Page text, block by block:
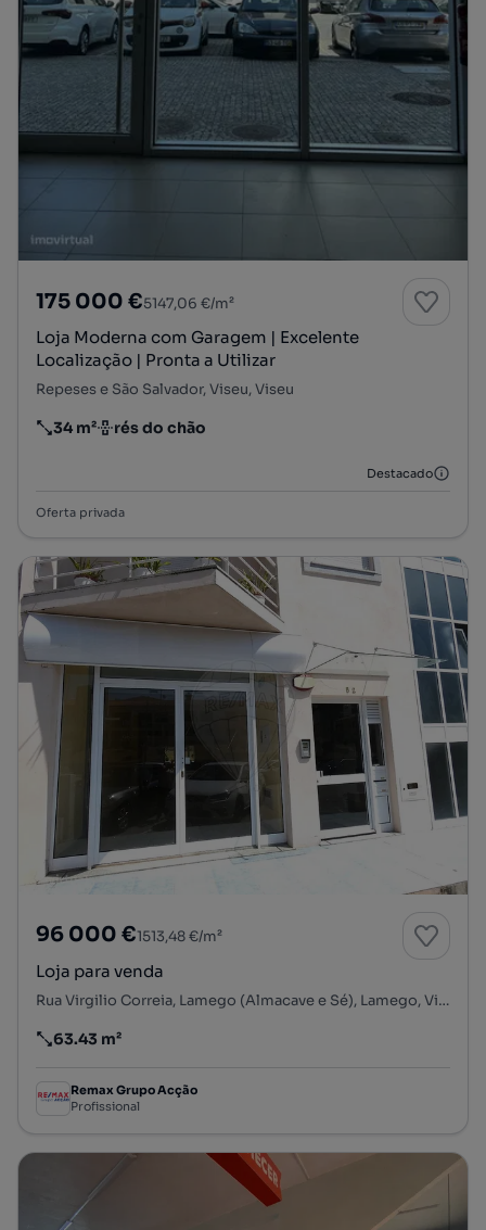
175 000 €5147,06 €/m²
Loja Moderna com Garagem | Excelente
Localização | Pronta a Utilizar
Repeses e São Salvador, Viseu, Viseu
Preço por metro quadrado
34 m²
Andar rés do chão
Destacado
Oferta privada
96 000 €1513,48 €/m²
Loja para venda
Rua Virgilio Correia, Lamego (Almacave e Sé), Lamego, Viseu
Preço por metro quadrado
63.43 m²
Remax Grupo Acção
Profissional